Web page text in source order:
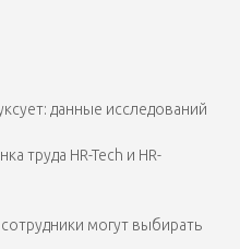
данные исследований
труда HR-Tech и HR-
могут выбирать